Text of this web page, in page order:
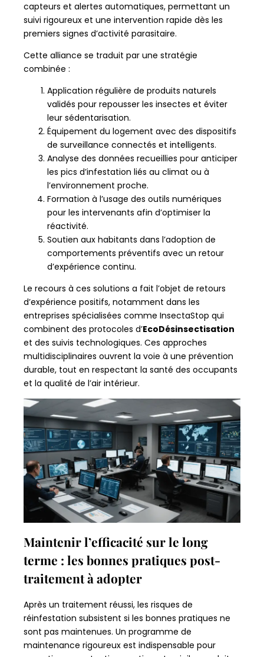
capteurs et alertes automatiques, permettant un
suivi rigoureux et une intervention rapide dès les
premiers signes d’activité parasitaire.
Cette alliance se traduit par une stratégie
combinée :
Application régulière de produits naturels
validés pour repousser les insectes et éviter
leur sédentarisation.
Équipement du logement avec des dispositifs
de surveillance connectés et intelligents.
Analyse des données recueillies pour anticiper
les pics d’infestation liés au climat ou à
l’environnement proche.
Formation à l’usage des outils numériques
pour les intervenants afin d’optimiser la
réactivité.
Soutien aux habitants dans l’adoption de
comportements préventifs avec un retour
d’expérience continu.
Le recours à ces solutions a fait l’objet de retours
d’expérience positifs, notamment dans les
entreprises spécialisées comme InsectaStop qui
combinent des protocoles d’EcoDésinsectisation
et des suivis technologiques. Ces approches
multidisciplinaires ouvrent la voie à une prévention
durable, tout en respectant la santé des occupants
et la qualité de l’air intérieur.
Maintenir l’efficacité sur le long
terme : les bonnes pratiques post-
traitement à adopter
Après un traitement réussi, les risques de
réinfestation subsistent si les bonnes pratiques ne
sont pas maintenues. Un programme de
maintenance rigoureux est indispensable pour